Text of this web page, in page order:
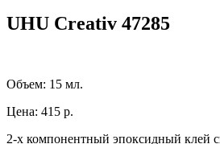
UHU Creativ 47285
Объем: 15 мл.
Цена: 415 р.
2-х компонентный эпоксидный клей